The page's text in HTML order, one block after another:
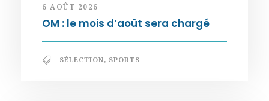
6 AOÛT 2026
OM : le mois d’août sera chargé
SÉLECTION, SPORTS